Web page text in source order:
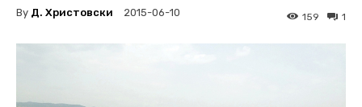
By Д. Христовски 2015-06-10 1
159